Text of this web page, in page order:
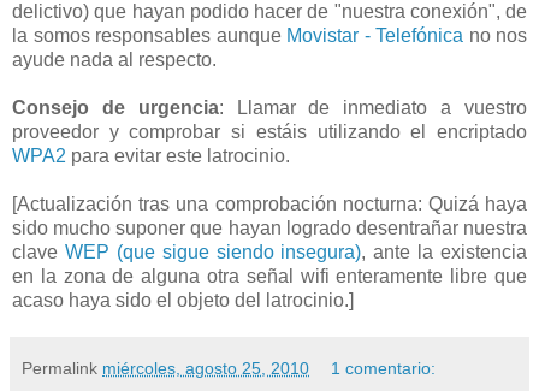
delictivo) que hayan podido hacer de "nuestra conexión", de
la somos responsables aunque Movistar - Telefónica no nos
ayude nada al respecto.
Consejo de urgencia: Llamar de inmediato a vuestro
proveedor y comprobar si estáis utilizando el encriptado
WPA2 para evitar este latrocinio.
[Actualización tras una comprobación nocturna: Quizá haya
sido mucho suponer que hayan logrado desentrañar nuestra
clave WEP (que sigue siendo insegura), ante la existencia
en la zona de alguna otra señal wifi enteramente libre que
acaso haya sido el objeto del latrocinio.]
Permalink miércoles, agosto 25, 2010 1 comentario: